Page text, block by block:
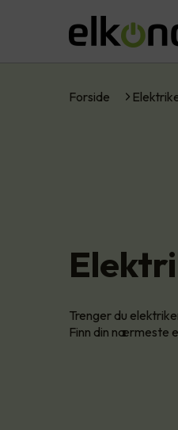
Forside
Trenger du
Finn din nærmeste